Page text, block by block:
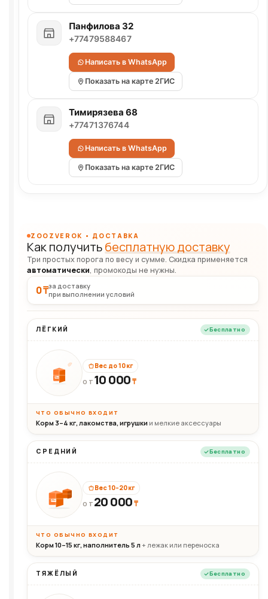
Панфилова 32
+77479588467
Написать в WhatsApp
Показать на карте 2ГИС
Тимирязева 68
+77471376744
Написать в WhatsApp
Показать на карте 2ГИС
ZOOZVEROK • ДОСТАВКА
Как получитьбесплатную доставку
Три простых порога по весу и сумме. Скидка применяется
автоматически, промокоды не нужны.
0 ₸за доставку
при выполнении условий
ЛЁГКИЙ Бесплатно
10кг
Вес до 10 кг
ОТ 10 000₸
ЧТО ОБЫЧНО ВХОДИТ
Корм 3–4 кг, лакомства, игрушки и мелкие аксессуары
СРЕДНИЙ Бесплатно
20кг
Вес 10–20 кг
ОТ 20 000₸
ЧТО ОБЫЧНО ВХОДИТ
Корм 10–15 кг, наполнитель 5 л+ лежак или переноска
ТЯЖЁЛЫЙ Бесплатно